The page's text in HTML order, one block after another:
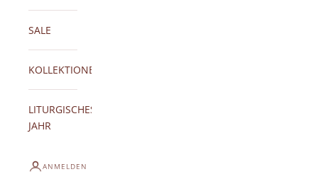
SALE
KOLLEKTIONEN
LITURGISCHES
JAHR
ANMELDEN